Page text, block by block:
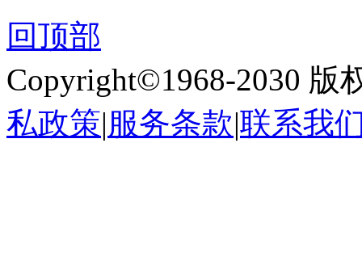
回顶部
Copyright©1968-2030 版
私政策|服务条款|联系我